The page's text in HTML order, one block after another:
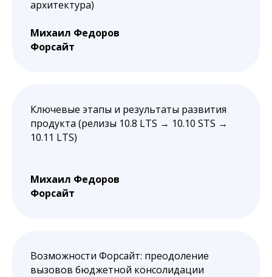
архитектура)
Михаил Федоров
Форсайт
Ключевые этапы и результаты развития
продукта (релизы 10.8 LTS → 10.10 STS →
10.11 LTS)
Михаил Федоров
Форсайт
Возможности Форсайт: преодоление
вызовов бюджетной консолидации